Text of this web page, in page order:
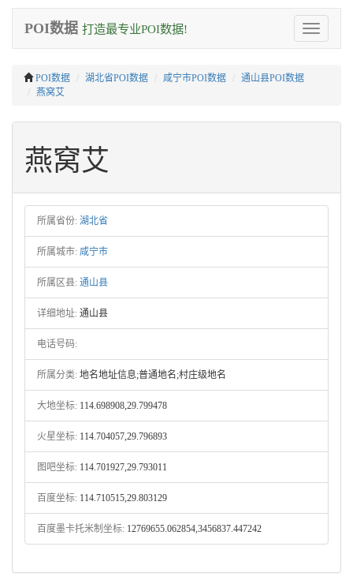
Toggle
navigation
POI数据 打造最专业POI数据!
POI数据 湖北省POI数据 咸宁市POI数据
通山县POI数据
燕窝艾
燕窝艾
所属省份: 湖北省
所属城市: 咸宁市
所属区县: 通山县
详细地址: 通山县
电话号码:
所属分类: 地名地址信息;普通地名;村庄级地名
大地坐标: 114.698908,29.799478
火星坐标: 114.704057,29.796893
图吧坐标: 114.701927,29.793011
百度坐标: 114.710515,29.803129
百度墨卡托米制坐标: 12769655.062854,3456837.447242